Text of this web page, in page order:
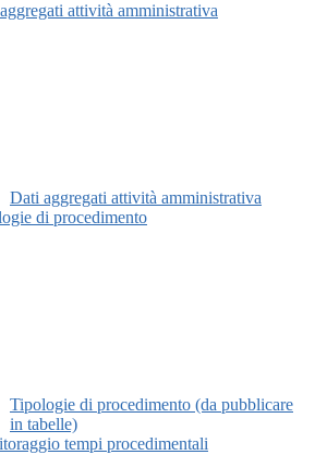
attività amministrativa
Dati aggregati attività amministrativa
di procedimento
Tipologie di procedimento (da pubblicare
in tabelle)
tempi procedimentali